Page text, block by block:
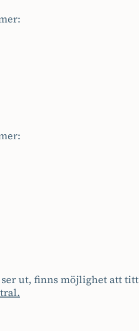
ut, finns möjlighet att